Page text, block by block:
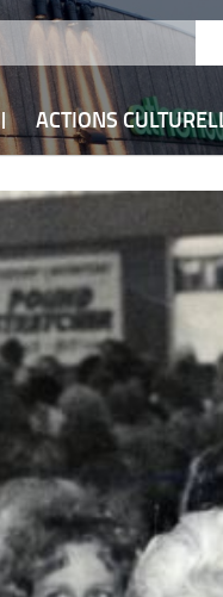
ACTIONS